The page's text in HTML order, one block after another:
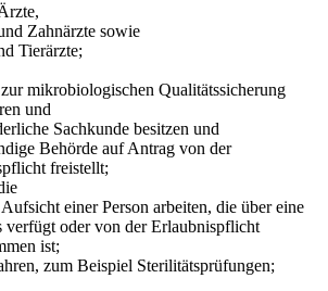
Zahnärzte sowie
Tierärzte;
mikrobiologischen Qualitätssicherung
und
Sachkunde besitzen und
Behörde auf Antrag von der
freistellt;
einer Person arbeiten, die über eine
verfügt oder von der Erlaubnispflicht
ist;
zum Beispiel Sterilitätsprüfungen;